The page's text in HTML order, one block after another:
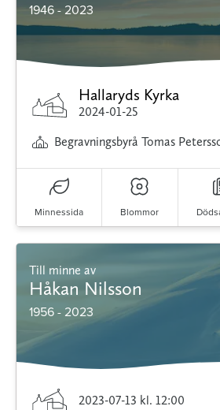
1946 - 2023
Hallaryds Kyrka
2024-01-25
Begravningsbyrå Tomas
Minnessida Blommor
Till minne av
Håkan Nilsson
1956 - 2023
2023-07-13 kl. 12:00